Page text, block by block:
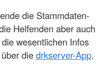
die Stammdaten-
Helfenden aber auch
wesentlichen Infos
diedrkserver-App.